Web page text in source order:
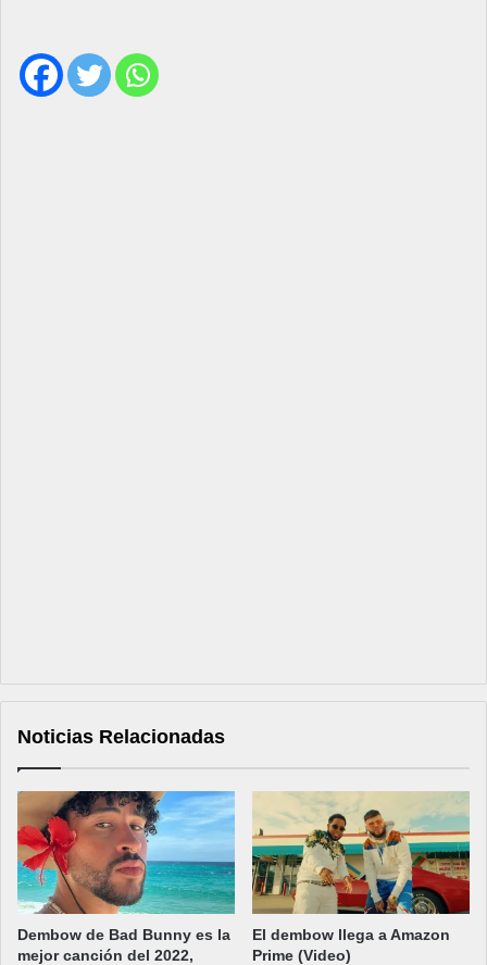
Noticias Relacionadas
Dembow de Bad Bunny es la
mejor canción del 2022,
El dembow llega a Amazon
Prime (Video)